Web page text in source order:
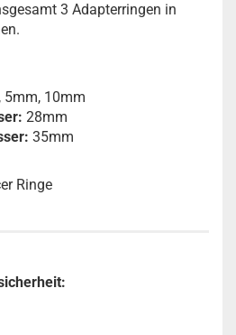
3 Adapterringen in
5mm, 10mm
28mm
35mm
Ringe